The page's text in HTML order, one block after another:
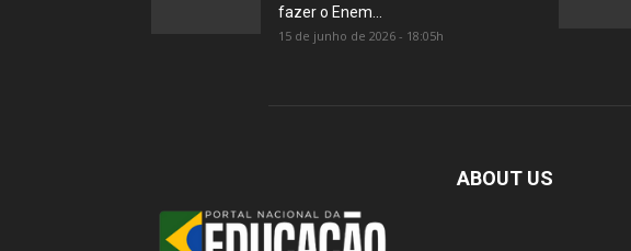
fazer o Enem...
15 de junho de 2026 - 18:05h
ABOUT US